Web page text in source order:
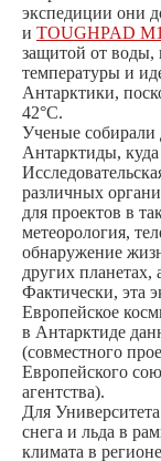
экспедиции они
и TOUGHPAD M1
защитой от
температуры и
Антарктики,
42°С.
Ученые собирали
Антарктиды,
различных
для проектов в
метеорология,
обнаружение
других
Фактически, эта
Европейское
в Антарктиде
(совместного
Европейского
агентства).
Для
снега и льда в
климата в